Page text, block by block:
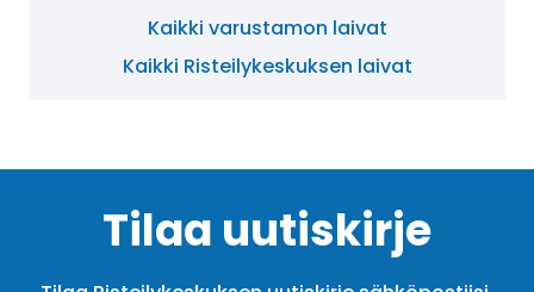
Kaikki varustamon laivat
Kaikki Risteilykeskuksen laivat
Tilaa uutiskirje